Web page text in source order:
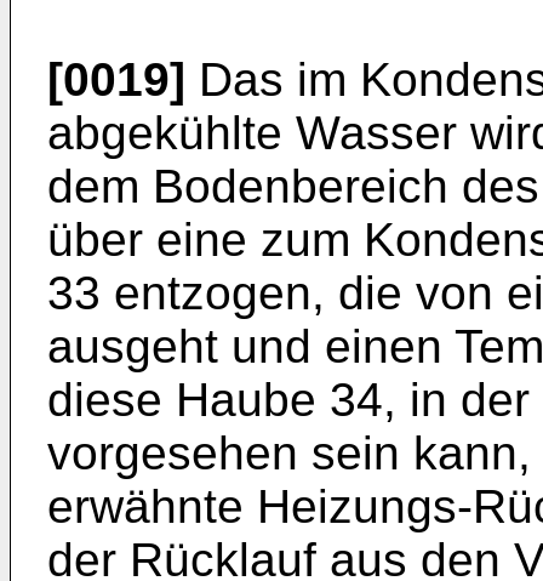
[0019] Das im
abgekühlte Wasser
dem Bodenbereich
über eine zum
33 entzogen, die von
ausgeht und einen
diese Haube 34, in
vorgesehen sein
erwähnte Heizungs-
der Rücklauf aus den